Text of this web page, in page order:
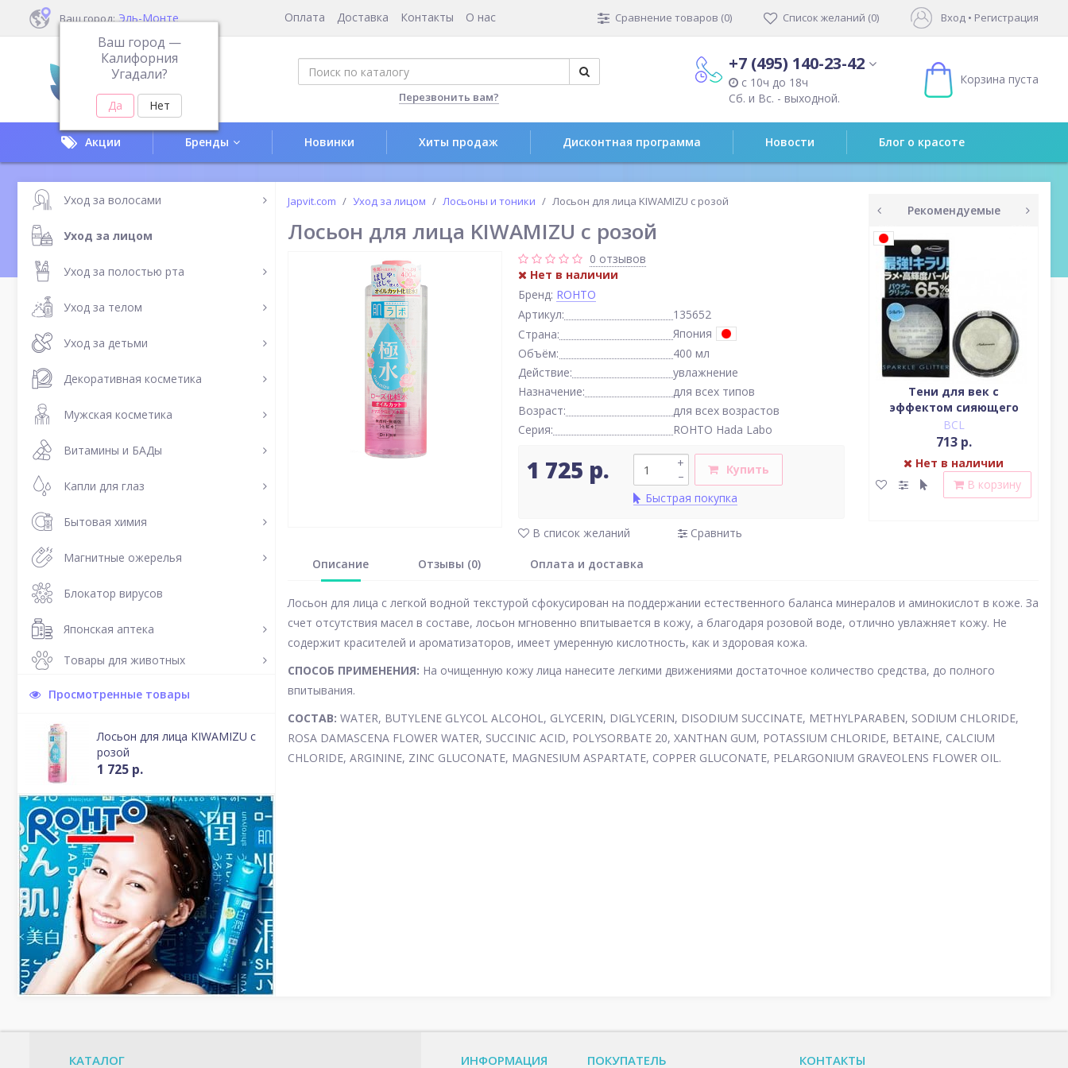
Ваш город: Эль-Монте
Ваш город —
Калифорния
Угадали?
Оплата Доставка Контакты О нас Сравнение товаров (0) Список желаний (0) Вход • Регистрация
Перезвонить вам?
+7 (495) 140-23-42
с 10ч до 18ч
Сб. и Вс. - выходной.
Корзина пуста
Акции Бренды Новинки Хиты продаж Дисконтная программа Новости Блог о красоте
Уход за волосами
Уход за лицом
Уход за полостью рта
Уход за телом
Уход за детьми
Декоративная косметика
Мужская косметика
Витамины и БАДы
Капли для глаз
Бытовая химия
Магнитные ожерелья
Блокатор вирусов
Японская аптека
Товары для животных
Просмотренные товары
Лосьон для лица KIWAMIZU c
розой
1 725 р.
Japvit.com Уход за лицом Лосьоны и тоники Лосьон для лица KIWAMIZU c розой
Лосьон для лица KIWAMIZU c розой
0 отзывов
Нет в наличии
Бренд: ROHTO
Артикул:
135652
Страна:
Япония
Объём:
400 мл
Действие:
увлажнение
Назначение:
для всех типов
Возраст:
для всех возрастов
Серия:
ROHTO Hada Labo
1 725 р. –
+
Купить
Быстрая покупка
В список желаний Сравнить
Рекомендуемые
Водостойкая жидкая
подводка (цвет
насыщенный черный)
Тени для век c
эффектом сияющего
блеска (серебро)
BCL
713 р.
Нет в наличии
В корзину
Описание Отзывы (0) Оплата и доставка
Лосьон для лица с легкой водной текстурой сфокусирован на поддержании естественного баланса минералов и аминокислот в коже. За
счет отсутствия масел в составе, лосьон мгновенно впитывается в кожу, а благодаря розовой воде, отлично увлажняет кожу. Не
содержит красителей и ароматизаторов, имеет умеренную кислотность, как и здоровая кожа.
СПОСОБ ПРИМЕНЕНИЯ: На очищенную кожу лица нанесите легкими движениями достаточное количество средства, до полного
впитывания.
СОСТАВ: WATER, BUТYLENE GLYCOL ALCOHOL, GLYCERIN, DIGLYCERIN, DISODIUM SUCCINATE, METHYLPARABEN, SODIUM CHLORIDE,
ROSA DAMASCENA FLOWER WATER, SUCCINIC ACID, POLYSORBATE 20, XANTHAN GUM, POTASSIUM CHLORIDE, BETAINE, CALCIUM
CHLORIDE, ARGININE, ZINC GLUCONATE, MAGNESIUM ASPARTATE, COPPER GLUCONATE, PELARGONIUM GRAVEOLENS FLOWER OIL.
КАТАЛОГ ИНФОРМАЦИЯ ПОКУПАТЕЛЬ КОНТАКТЫ